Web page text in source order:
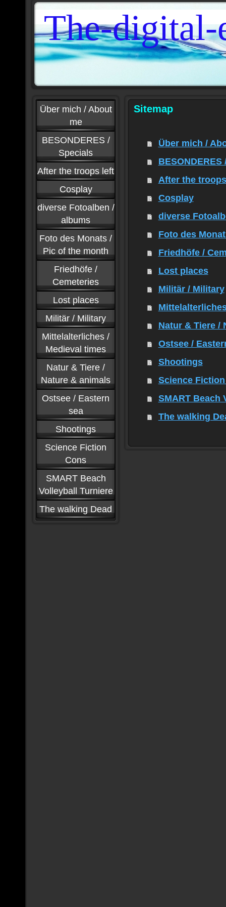
The-digital-
Über mich / About
me
BESONDERES /
Specials
After the troops left
Cosplay
diverse Fotoalben /
albums
Foto des Monats /
Pic of the month
Friedhöfe /
Cemeteries
Lost places
Militär / Military
Mittelalterliches /
Medieval times
Natur & Tiere /
Nature & animals
Ostsee / Eastern
sea
Shootings
Science Fiction
Cons
SMART Beach
Volleyball Turniere
The walking Dead
Sitemap
Über mich /
BESONDERES
After the
Cosplay
diverse
Foto des
Friedhöfe /
Lost places
Militär / Military
Natur & Tiere /
Ostsee /
Shootings
Science
SMART Beach
The walking